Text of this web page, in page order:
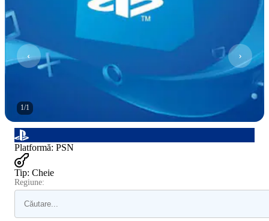
1/1
Platformă: PSN
Tip: Cheie
Regiune: